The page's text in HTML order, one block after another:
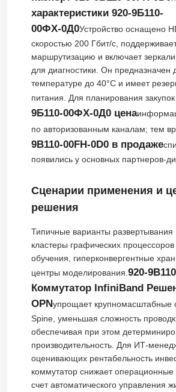
О нас
Экскурсия по заводу
Контроль качества
Свяжитесь с нами
Новости
Запросить расценки
Оптический приемопередача
Переключатель сети Mellanox
Карта сети Mellanox
характеристики 920-9Б110-
00ФХ-0Д0Устройство оснащено
скоростью 200 Гбит/с,
маршрутизацию и включает
для диагностики. Он предназначен
температуре до 40°C и имеет
питания. Для планирования
9Б110-00ФХ-0Д0 цена
по авторизованным каналам; тем
9B110-00FH-0D0 в продаже
появились у основных партнеров-
Сценарии применения и
решения
Типичные варианты развертывания
кластеры графических процессоров
обучения, гиперконвергентные
центры моделирования. 920-
Коммутатор InfiniBand
OPNупрощает крупномасштабные
Spine, уменьшая сложность
обеспечивая при этом
производительность. Для ИТ-
оценивающих рентабельность
коммутатор снижает операционные
счет автоматического управления